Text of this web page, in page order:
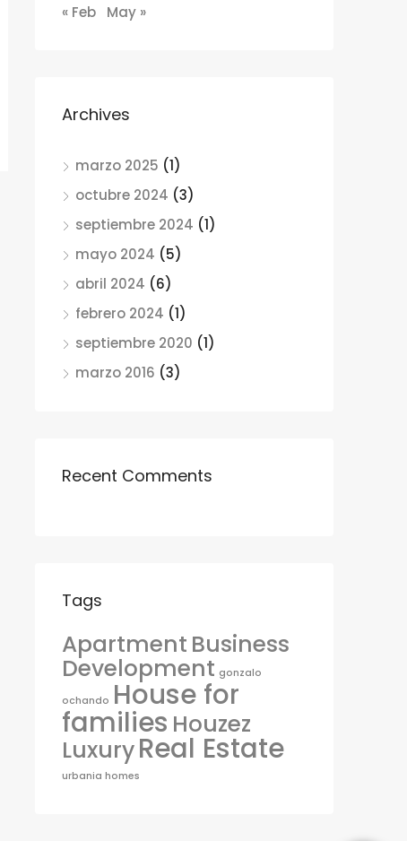
« Feb May »
Archives
marzo 2025 (1)
octubre 2024 (3)
septiembre 2024 (1)
mayo 2024 (5)
abril 2024 (6)
febrero 2024 (1)
septiembre 2020 (1)
marzo 2016 (3)
Recent Comments
Tags
Apartment Business
Development gonzalo
ochando House for
families Houzez
LuxuryReal Estate
urbania homes